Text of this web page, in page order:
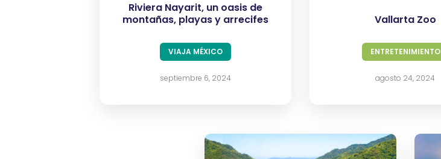
Riviera Nayarit, un oasis de
montañas, playas y arrecifes
VIAJA MÉXICO
septiembre 6, 2024
Vallarta Zoo
ENTRETENIMIENTO
agosto 24, 2024